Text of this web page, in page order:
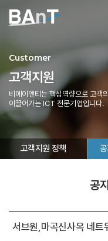
Customer
고객지원
비에이앤티는 핵심역량으로 고객
이끌어가는 ICT 전문기업입니다.
고객지원 정책
공
서브원,마곡신사옥 네트